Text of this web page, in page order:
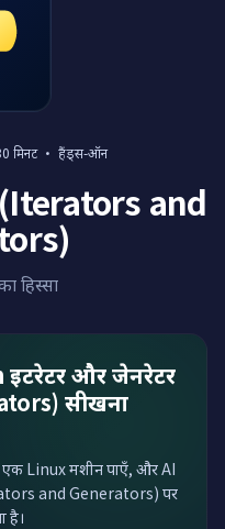
मिनट·हैंड्स-ऑन
and
हिस्सा
और जेनरेटर
सीखना
Linux मशीन पाएँ, और AI
and Generators) पर
है।